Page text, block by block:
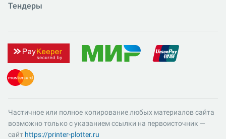
Тендеры
Частичное или полное копирование любых материалов сайта
возможно только с указанием ссылки на первоисточник —
сайт https://printer-plotter.ru